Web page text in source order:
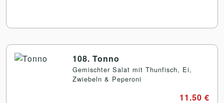
108. Tonno
Gemischter Salat mit Thunfisch, Ei,
Zwiebeln & Peperoni
11.50 €